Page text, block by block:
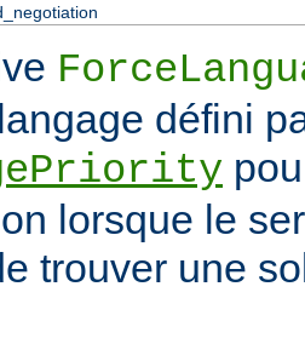
défini
lorsque le
trouver une